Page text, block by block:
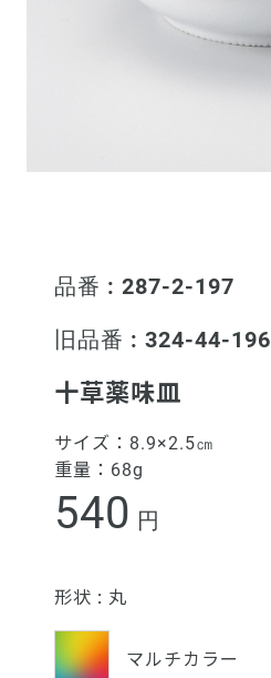
品番 : 287-2-197
旧品番 : 324-44-196
十草薬味皿
サイズ： 8.9×2.5㎝
重量： 68g
540 円
形状 : 丸
マルチカラー